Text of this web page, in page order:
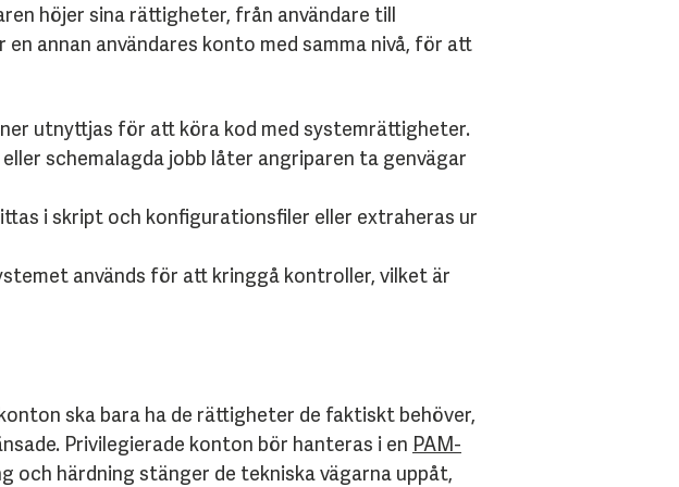
höjer sina rättigheter, från användare till
annan användares konto med samma nivå, för att
utnyttjas för att köra kod med systemrättigheter.
schemalagda jobb låter angriparen ta genvägar
i skript och konfigurationsfiler eller extraheras ur
används för att kringgå kontroller, vilket är
ska bara ha de rättigheter de faktiskt behöver,
Privilegierade konton bör hanteras i en PAM-
och härdning stänger de tekniska vägarna uppåt,